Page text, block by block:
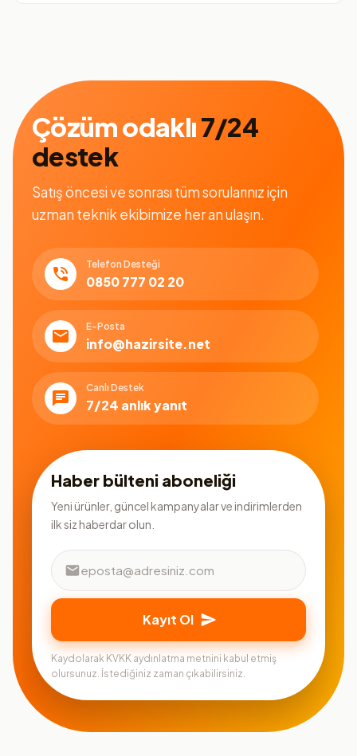
Çözüm odaklı7/24
destek
Satış öncesi ve sonrası tüm sorularınız için
uzman teknik ekibimize her an ulaşın.
Telefon Desteği
0850 777 02 20
E-Posta
info@hazirsite.net
Canlı Destek
7/24 anlık yanıt
Haber bülteni aboneliği
Yeni ürünler, güncel kampanyalar ve indirimlerden
ilk siz haberdar olun.
Kayıt Ol
Kaydolarak KVKK aydınlatma metnini kabul etmiş
olursunuz. İstediğiniz zaman çıkabilirsiniz.